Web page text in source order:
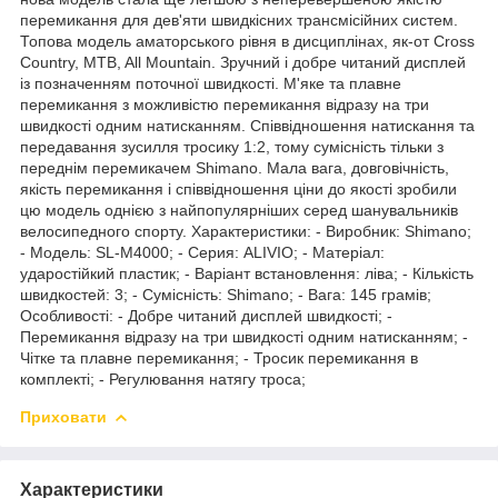
перемикання для дев'яти швидкісних трансмісійних систем.
Топова модель аматорського рівня в дисциплінах, як-от Cross
Country, MTB, All Mountain. Зручний і добре читаний дисплей
із позначенням поточної швидкості. М'яке та плавне
перемикання з можливістю перемикання відразу на три
швидкості одним натисканням. Співвідношення натискання та
передавання зусилля тросику 1:2, тому сумісність тільки з
переднім перемикачем Shimano. Мала вага, довговічність,
якість перемикання і співвідношення ціни до якості зробили
цю модель однією з найпопулярніших серед шанувальників
велосипедного спорту. Характеристики: - Виробник: Shimano;
- Модель: SL-M4000; - Серия: ALIVIO; - Матеріал:
ударостійкий пластик; - Варіант встановлення: ліва; - Кількість
швидкостей: 3; - Сумісність: Shimano; - Вага: 145 грамів;
Особливості: - Добре читаний дисплей швидкості; -
Перемикання відразу на три швидкості одним натисканням; -
Чітке та плавне перемикання; - Тросик перемикання в
комплекті; - Регулювання натягу троса;
Приховати
Характеристики